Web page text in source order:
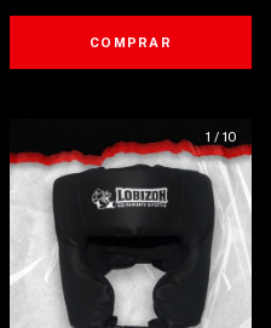
COMPRAR
1 / 10